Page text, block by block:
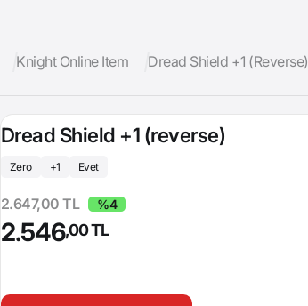
Knight Online Item Dread Shield +1 (Reverse)
Dread Shield +1 (reverse)
Zero +1 Evet
2.647,00 TL %4
2.546,00 TL